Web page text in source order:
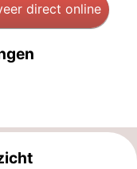
direct online